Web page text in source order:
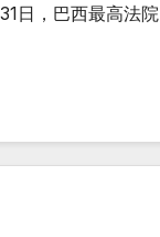
日，巴西最高法